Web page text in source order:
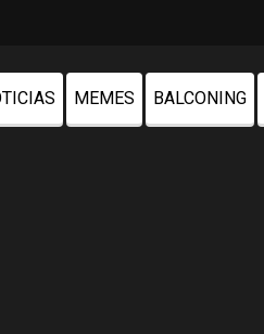
MEMES BALCONING